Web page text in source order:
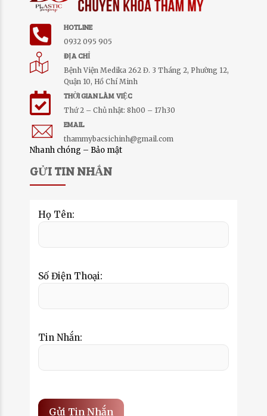
HOTLINE
0932 095 905
ĐỊA CHỈ
Bệnh Viện Medika 262 Đ. 3 Tháng 2, Phường 12,
Quận 10, Hồ Chí Minh
THỜI GIAN LÀM VIỆC
Thứ 2 – Chủ nhật: 8h00 – 17h30
EMAIL
thammybacsichinh@gmail.com
Nhanh chóng – Bảo mật
GỬI TIN NHẮN
Họ Tên:
Số Điện Thoại:
Tin Nhắn: